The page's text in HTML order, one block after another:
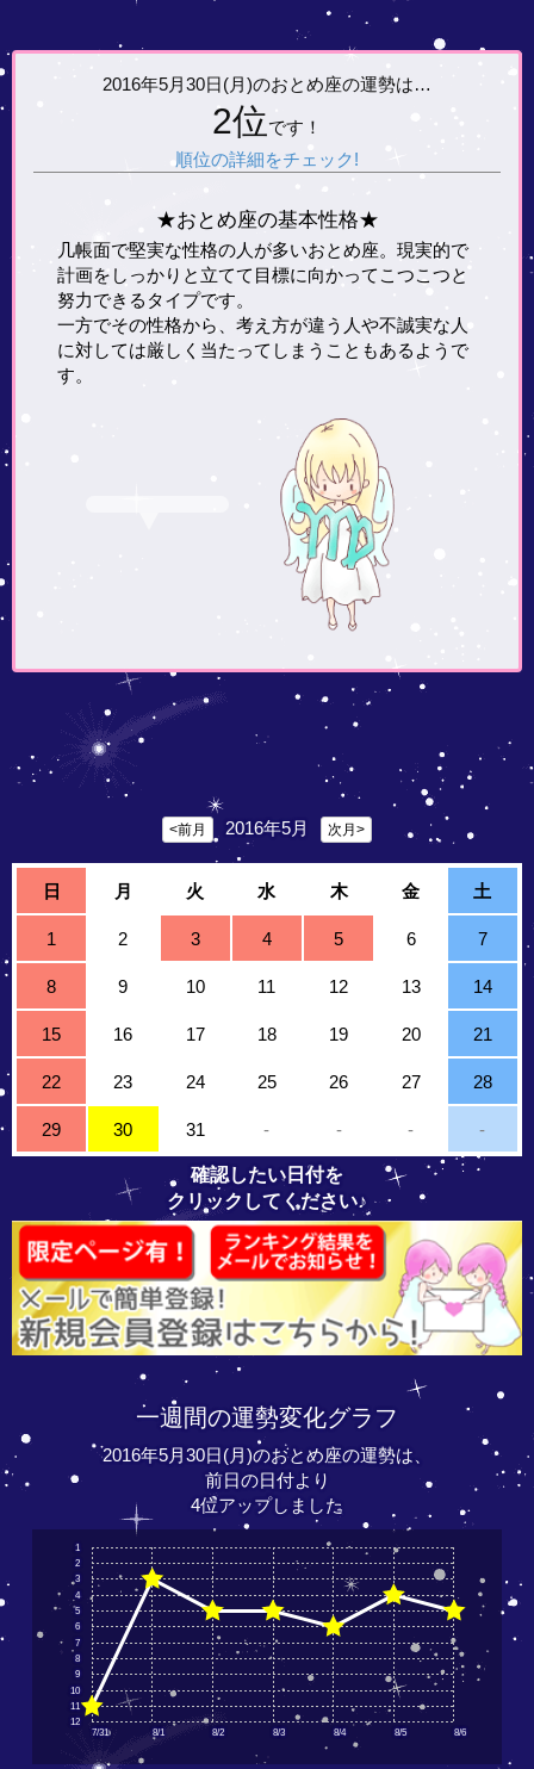
2016年5月30日(月)のおとめ座の運勢は…
2位です！
順位の詳細をチェック!
★おとめ座の基本性格★
几帳面で堅実な性格の人が多いおとめ座。現実的で
計画をしっかりと立てて目標に向かってこつこつと
努力できるタイプです。
一方でその性格から、考え方が違う人や不誠実な人
に対しては厳しく当たってしまうこともあるようで
す。
<前月 2016年5月 次月>
日 月 火 水 木 金 土
1 2 3 4 5 6 7
8 9 10 11 12 13 14
15 16 17 18 19 20 21
22 23 24 25 26 27 28
29 30 31 - - - -
確認したい日付を
クリックしてください♪
一週間の運勢変化グラフ
2016年5月30日(月)のおとめ座の運勢は、
前日の日付より
4位アップしました
7/31 8/1 8/2 8/3 8/4 8/5 8/6
12
11
10
9
8
7
6
5
4
3
2
1